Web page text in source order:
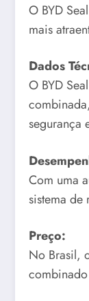
O BYD
mais
Dados
O BYD
segurança
Com uma
sistema
Preço:
No Brasil,